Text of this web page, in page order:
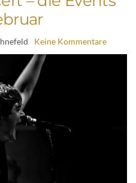
Keine Kommentare